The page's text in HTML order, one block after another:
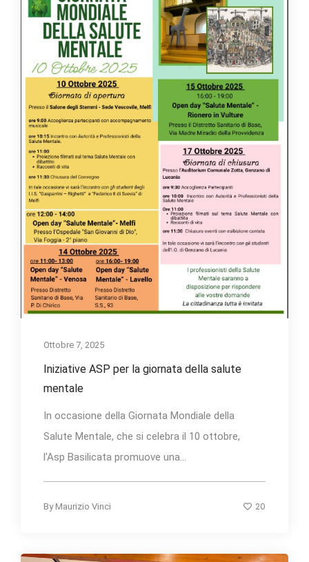
Ottobre 7, 2025
Iniziative ASP per la giornata della salute
mentale
In occasione della Giornata Mondiale della
Salute Mentale, che si celebra il 10 ottobre,
l'Asp Basilicata promuove una...
By Maurizio Vinci 20